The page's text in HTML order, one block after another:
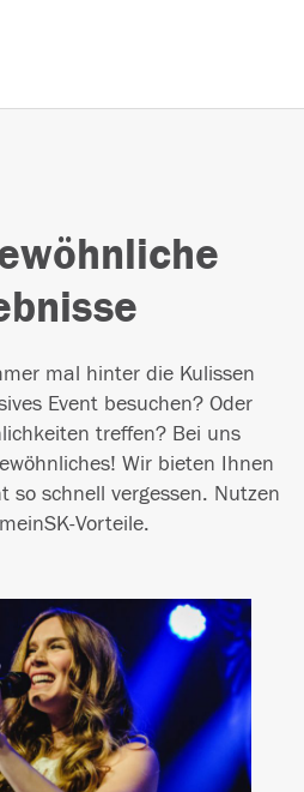
mal hinter die Kulissen
Event besuchen? Oder
treffen? Bei uns
Wir bieten Ihnen
so schnell vergessen. Nutzen
Vorteile.